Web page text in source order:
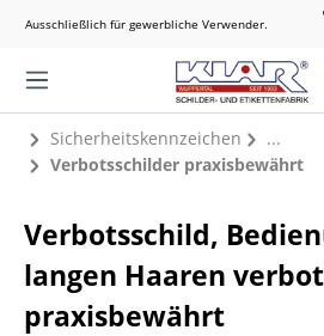
Ausschließlich für gewerbliche Verwender.
Sicherheitskennzeichen
Verbotsschilder praxisbewährt
Verbotsschild,
langen Haaren
praxisbewährt